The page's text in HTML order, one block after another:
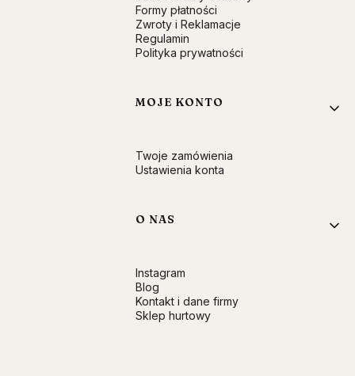
Formy płatności
Zwroty i Reklamacje
Regulamin
Polityka prywatności
MOJE KONTO
Twoje zamówienia
Ustawienia konta
O NAS
Instagram
Blog
Kontakt i dane firmy
Sklep hurtowy